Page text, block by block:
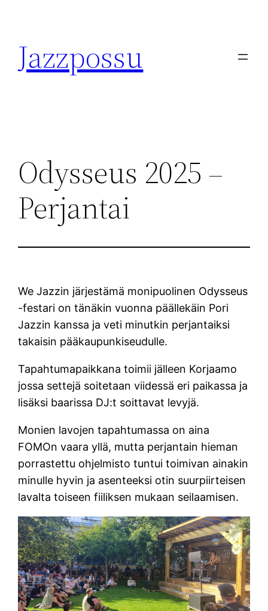
content
Jazzpossu
Odysseus 2025 –
Perjantai
We Jazzin järjestämä monipuolinen Odysseus
-festari on tänäkin vuonna päällekäin Pori
Jazzin kanssa ja veti minutkin perjantaiksi
takaisin pääkaupunkiseudulle.
Tapahtumapaikkana toimii jälleen Korjaamo
jossa settejä soitetaan viidessä eri paikassa ja
lisäksi baarissa DJ:t soittavat levyjä.
Monien lavojen tapahtumassa on aina
FOMOn vaara yllä, mutta perjantain hieman
porrastettu ohjelmisto tuntui toimivan ainakin
minulle hyvin ja asenteeksi otin suurpiirteisen
lavalta toiseen fiiliksen mukaan seilaamisen.